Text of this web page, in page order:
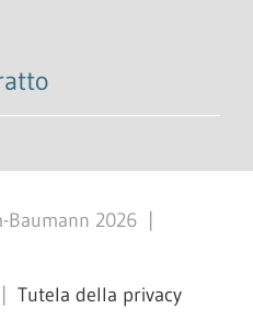
Baumann 2026
Tutela della privacy